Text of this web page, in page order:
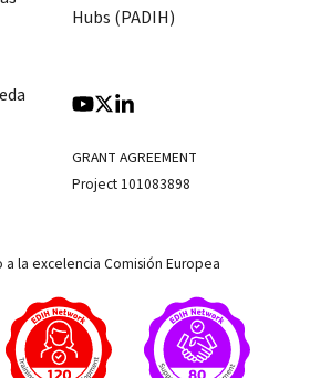
Hubs (PADIH)
GRANT AGREEMENT
Project 101083898
la excelencia Comisión Europea